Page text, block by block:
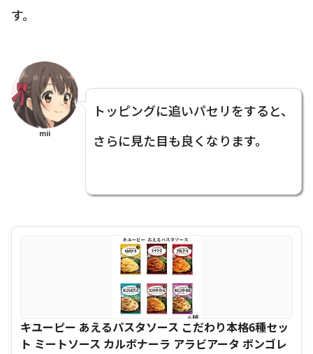
す。
mii
トッピングに追いパセリをすると、
さらに見た目も良くなります。
キユーピー あえるパスタソース こだわり本格6種セッ
ト ミートソース カルボナーラ アラビアータ ボンゴレ